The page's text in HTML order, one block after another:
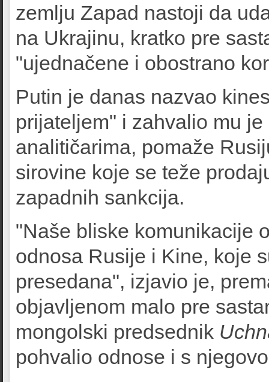
zemlju Zapad nastoji da
na Ukrajinu, kratko pre
"ujednačene i obostrano
Putin je danas nazvao
prijateljem" i zahvalio mu
analitičarima, pomaže
sirovine koje se teže
zapadnih sankcija.
"Naše bliske komunikacije
odnosa Rusije i Kine, koje
presedana", izjavio je,
objavljenom malo pre
mongolski predsednik
pohvalio odnose i s